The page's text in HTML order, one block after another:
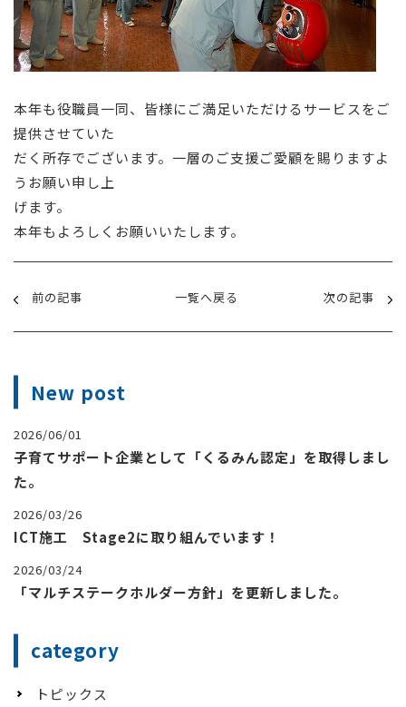
本年も役職員一同、皆様にご満足いただけるサービスをご
提供させていた
だく所存でございます。一層のご支援ご愛顧を賜りますよ
うお願い申し上
げます。
本年もよろしくお願いいたします。
前の記事 一覧へ戻る 次の記事
New post
2026/06/01
子育てサポート企業として「くるみん認定」を取得しまし
た。
2026/03/26
ICT施工 Stage2に取り組んでいます！
2026/03/24
「マルチステークホルダー方針」を更新しました。
category
トピックス